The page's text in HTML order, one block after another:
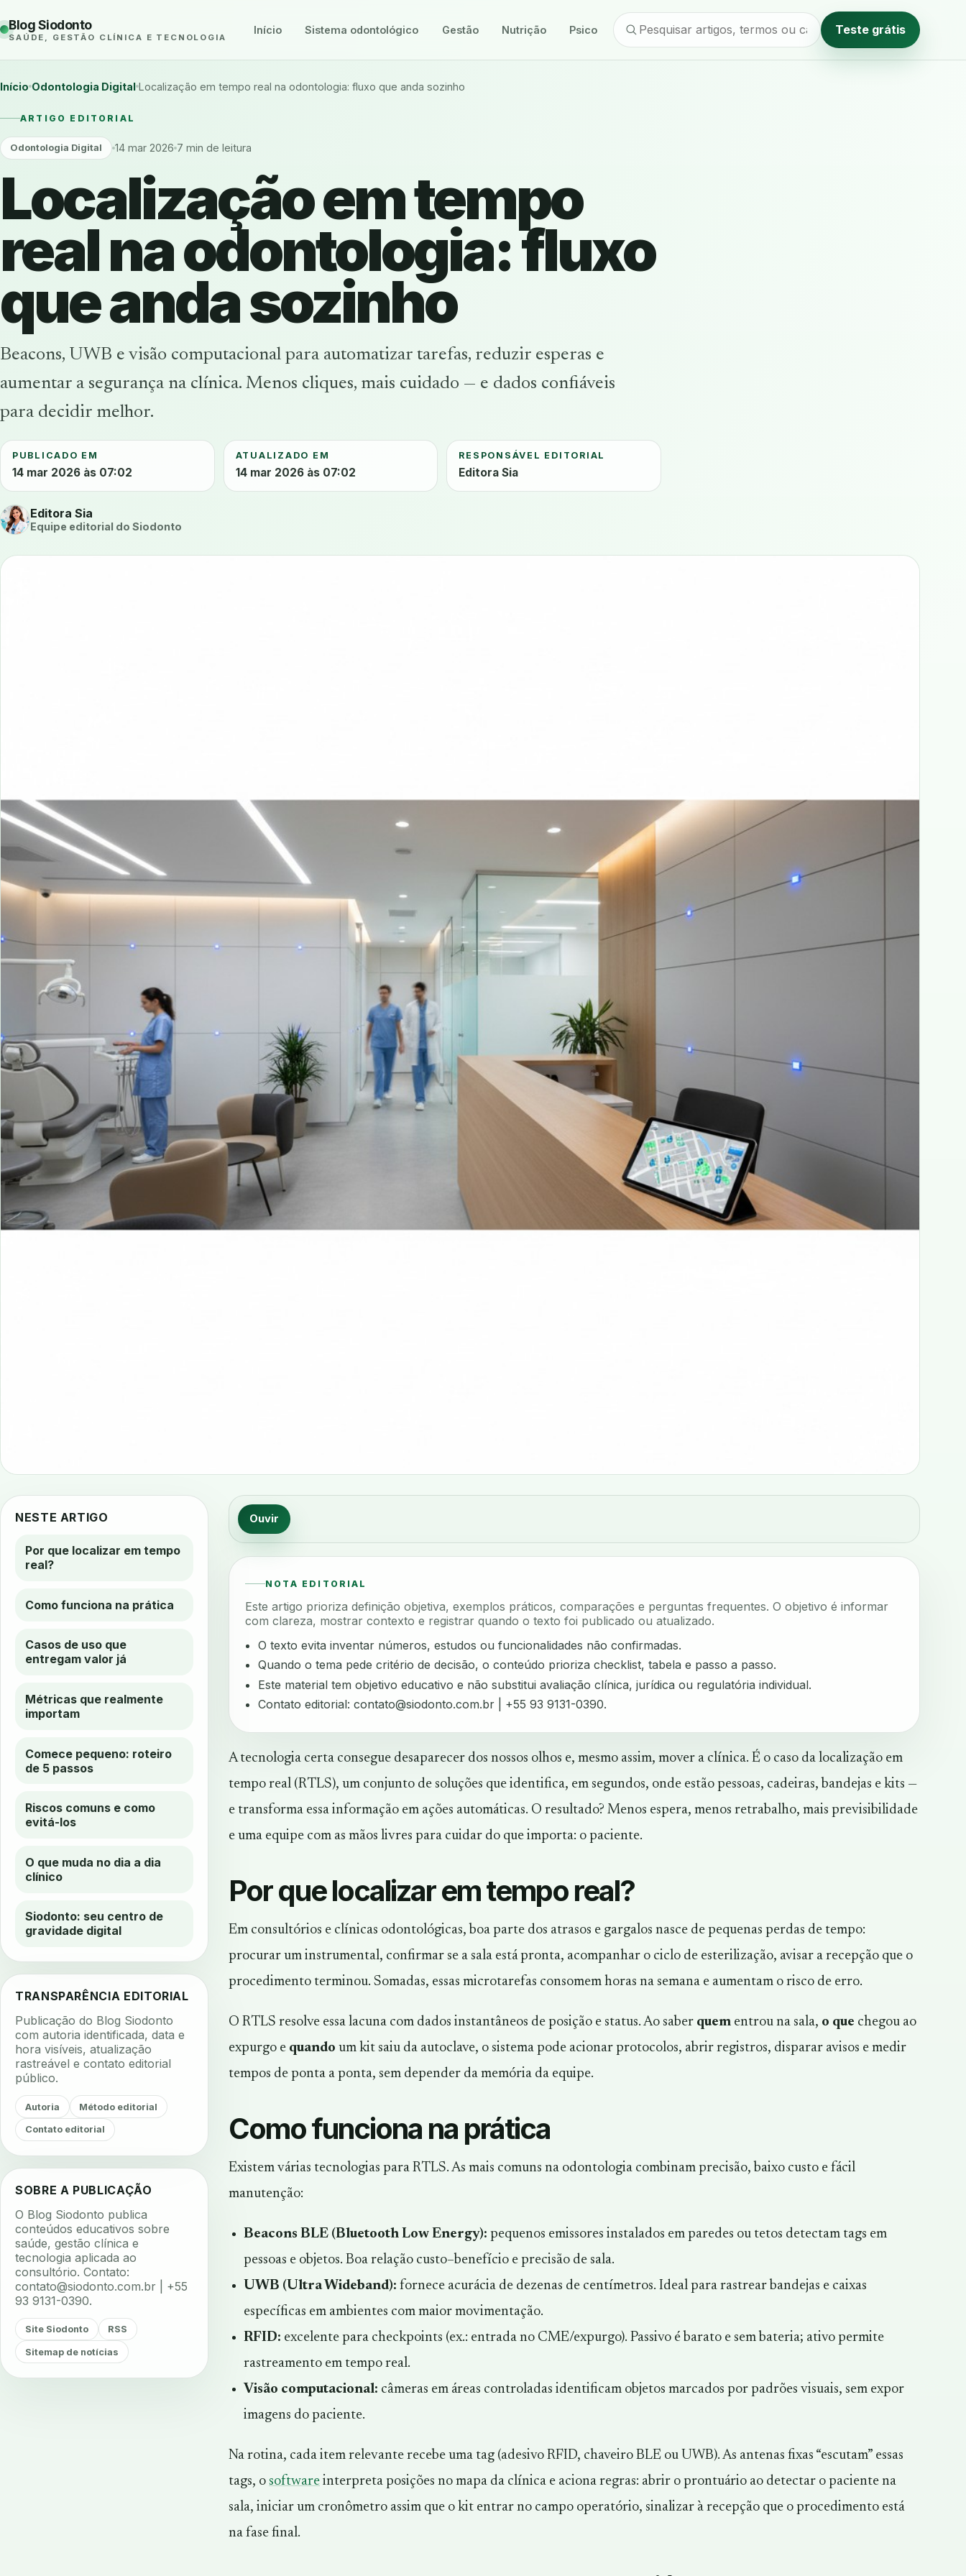
Blog Siodonto
SAÚDE, GESTÃO CLÍNICA E TECNOLOGIA
Início Sistema odontológico Gestão Nutrição Psicologia Método editorial Teste grátis
Início Odontologia Digital Localização em tempo real na odontologia: fluxo que anda sozinho
ARTIGO EDITORIAL
Odontologia Digital 14 mar 2026 7 min de leitura
Localização em tempo
real na odontologia: fluxo
que anda sozinho
Beacons, UWB e visão computacional para automatizar tarefas, reduzir esperas e
aumentar a segurança na clínica. Menos cliques, mais cuidado — e dados confiáveis
para decidir melhor.
PUBLICADO EM
14 mar 2026 às 07:02
ATUALIZADO EM
14 mar 2026 às 07:02
RESPONSÁVEL EDITORIAL
Editora Sia
Editora Sia
Equipe editorial do Siodonto
NESTE ARTIGO
Por que localizar em tempo
real?
Como funciona na prática
Casos de uso que
entregam valor já
Métricas que realmente
importam
Comece pequeno: roteiro
de 5 passos
Riscos comuns e como
evitá-los
O que muda no dia a dia
clínico
Siodonto: seu centro de
gravidade digital
TRANSPARÊNCIA EDITORIAL
Publicação do Blog Siodonto
com autoria identificada, data e
hora visíveis, atualização
rastreável e contato editorial
público.
Autoria Método editorial
Contato editorial
SOBRE A PUBLICAÇÃO
O Blog Siodonto publica
conteúdos educativos sobre
saúde, gestão clínica e
tecnologia aplicada ao
consultório. Contato:
contato@siodonto.com.br | +55
93 9131-0390.
Site Siodonto RSS
Sitemap de notícias
Ouvir
NOTA EDITORIAL
Este artigo prioriza definição objetiva, exemplos práticos, comparações e perguntas frequentes. O objetivo é informar
com clareza, mostrar contexto e registrar quando o texto foi publicado ou atualizado.
O texto evita inventar números, estudos ou funcionalidades não confirmadas.
Quando o tema pede critério de decisão, o conteúdo prioriza checklist, tabela e passo a passo.
Este material tem objetivo educativo e não substitui avaliação clínica, jurídica ou regulatória individual.
Contato editorial:contato@siodonto.com.br | +55 93 9131-0390.
A tecnologia certa consegue desaparecer dos nossos olhos e, mesmo assim, mover a clínica. É o caso da localização em
tempo real (RTLS), um conjunto de soluções que identifica, em segundos, onde estão pessoas, cadeiras, bandejas e kits —
e transforma essa informação em ações automáticas. O resultado? Menos espera, menos retrabalho, mais previsibilidade
e uma equipe com as mãos livres para cuidar do que importa: o paciente.
Por que localizar em tempo real?
Em consultórios e clínicas odontológicas, boa parte dos atrasos e gargalos nasce de pequenas perdas de tempo:
procurar um instrumental, confirmar se a sala está pronta, acompanhar o ciclo de esterilização, avisar a recepção que o
procedimento terminou. Somadas, essas microtarefas consomem horas na semana e aumentam o risco de erro.
O RTLS resolve essa lacuna com dados instantâneos de posição e status. Ao saber quem entrou na sala, o que chegou ao
expurgo e quando um kit saiu da autoclave, o sistema pode acionar protocolos, abrir registros, disparar avisos e medir
tempos de ponta a ponta, sem depender da memória da equipe.
Como funciona na prática
Existem várias tecnologias para RTLS. As mais comuns na odontologia combinam precisão, baixo custo e fácil
manutenção:
Beacons BLE (Bluetooth Low Energy): pequenos emissores instalados em paredes ou tetos detectam tags em
pessoas e objetos. Boa relação custo–benefício e precisão de sala.
UWB (Ultra Wideband): fornece acurácia de dezenas de centímetros. Ideal para rastrear bandejas e caixas
específicas em ambientes com maior movimentação.
RFID: excelente para checkpoints (ex.: entrada no CME/expurgo). Passivo é barato e sem bateria; ativo permite
rastreamento em tempo real.
Visão computacional: câmeras em áreas controladas identificam objetos marcados por padrões visuais, sem expor
imagens do paciente.
Na rotina, cada item relevante recebe uma tag (adesivo RFID, chaveiro BLE ou UWB). As antenas fixas “escutam” essas
tags, o software interpreta posições no mapa da clínica e aciona regras: abrir o prontuário ao detectar o paciente na
sala, iniciar um cronômetro assim que o kit entrar no campo operatório, sinalizar à recepção que o procedimento está
na fase final.